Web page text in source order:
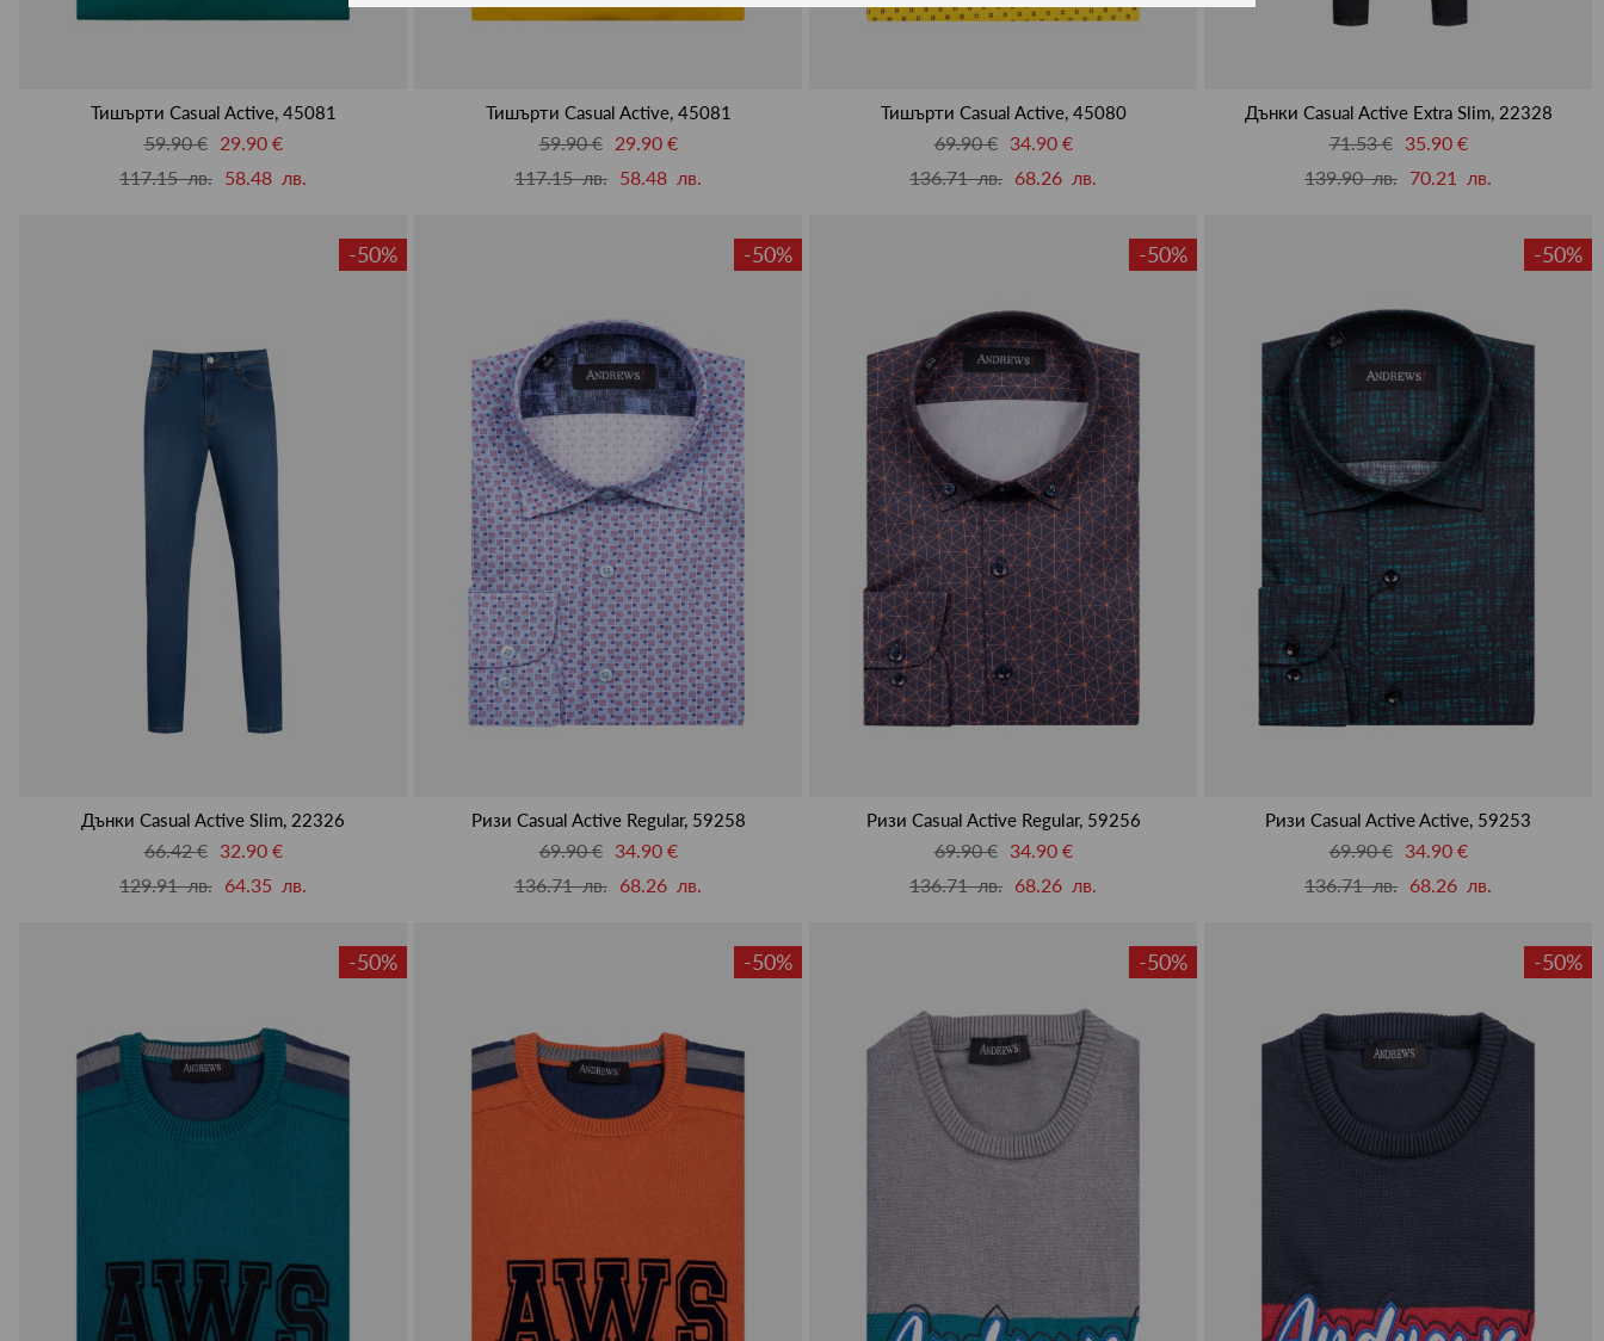
Тишърти Casual Active, 45081
59.90 €
29.90 €
117.15 лв. 58.48 лв.
Тишърти Casual Active, 45081
59.90 €
29.90 €
117.15 лв. 58.48 лв.
Тишърти Casual Active, 45080
69.90 €
34.90 €
136.71 лв. 68.26 лв.
Дънки Casual Active Extra Slim, 22328
71.53 €
35.90 €
139.90 лв. 70.21 лв.
-50%
Дънки Casual Active Slim, 22326
66.42 €
32.90 €
129.91 лв. 64.35 лв.
-50%
Ризи Casual Active Regular, 59258
69.90 €
34.90 €
136.71 лв. 68.26 лв.
-50%
Ризи Casual Active Regular, 59256
69.90 €
34.90 €
136.71 лв. 68.26 лв.
-50%
Ризи Casual Active Active, 59253
69.90 €
34.90 €
136.71 лв. 68.26 лв.
-50% -50% -50% -50%